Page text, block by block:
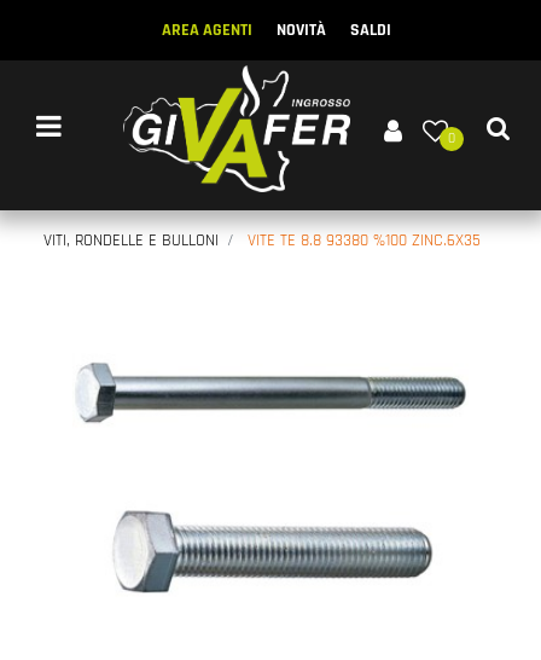
AREA AGENTI NOVITÀ SALDI
Open menu
0
VITI, RONDELLE E BULLONI VITE TE 8.8 93380 %100 ZINC.6X35